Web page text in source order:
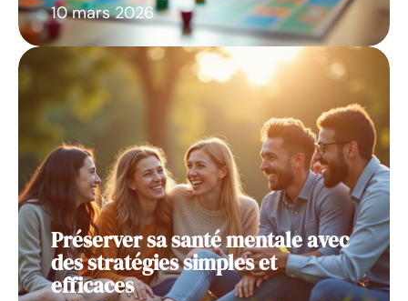
10 mars 2026
Préserver sa santé mentale avec
des stratégies simples et
efficaces